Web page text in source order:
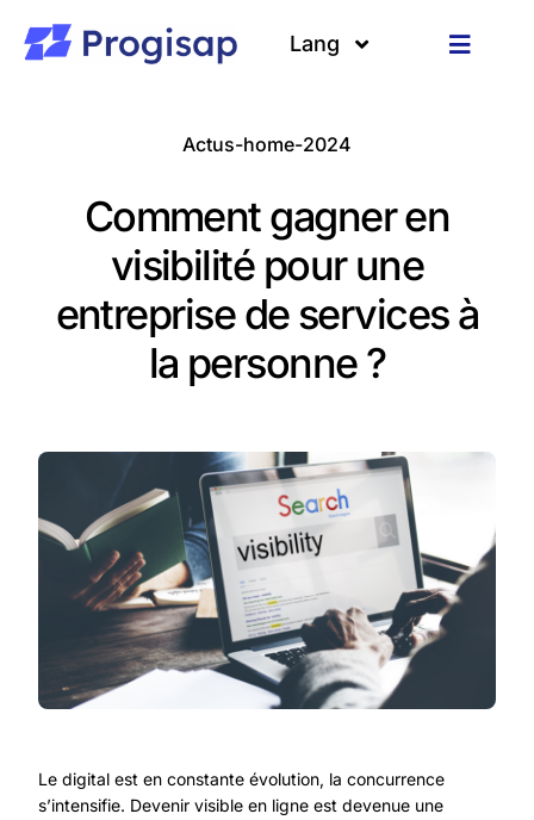
contenu
Toggle
Ressources
Lang
Actus-home-2024
Comment gagner en
visibilité pour une
entreprise de services à
la personne ?
Le digital est en constante évolution, la concurrence
s’intensifie. Devenir visible en ligne est devenue une